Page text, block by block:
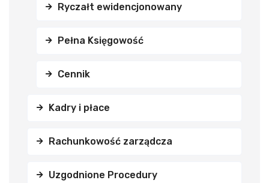
Ryczałt ewidencjonowany
Pełna Księgowość
Cennik
Kadry i płace
Rachunkowość zarządcza
Uzgodnione Procedury